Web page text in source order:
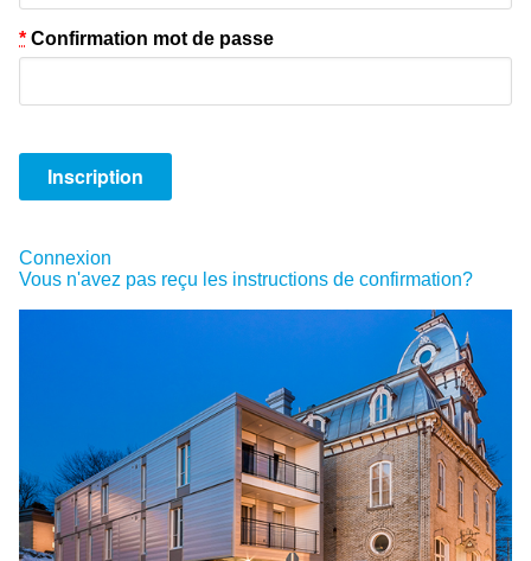
* Confirmation mot de passe
Connexion
Vous n'avez pas reçu les instructions de confirmation?